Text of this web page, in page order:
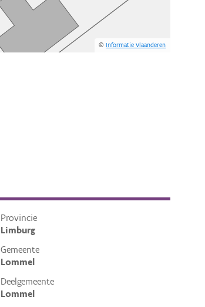
©Informatie Vlaanderen
Provincie
Limburg
Gemeente
Lommel
Deelgemeente
Lommel